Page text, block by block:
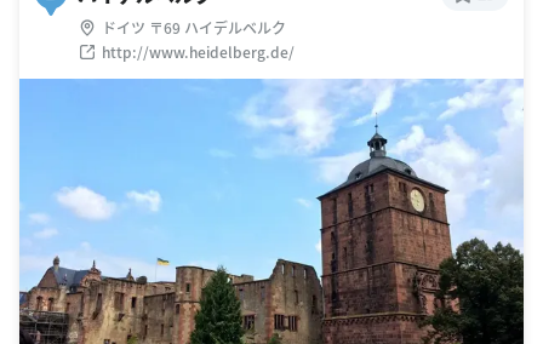
ドイツ 〒69 ハイデルベルク
http://www.heidelberg.de/